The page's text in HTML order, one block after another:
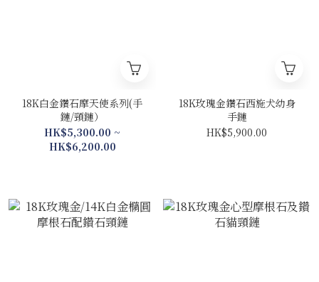
18K白金鑽石摩天使系列(手
鏈/頸鏈）
HK$5,300.00 ~
HK$6,200.00
18K玫瑰金鑽石西施犬幼身
手鏈
HK$5,900.00